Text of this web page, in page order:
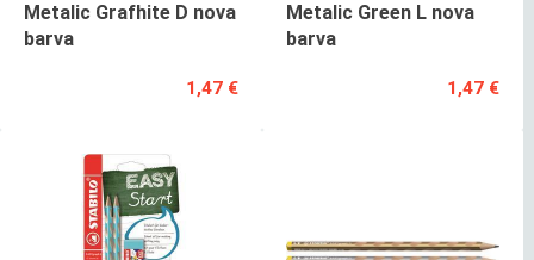
Metalic Grafhite D nova
barva
1,47 €
Metalic Green L nova
barva
1,47 €